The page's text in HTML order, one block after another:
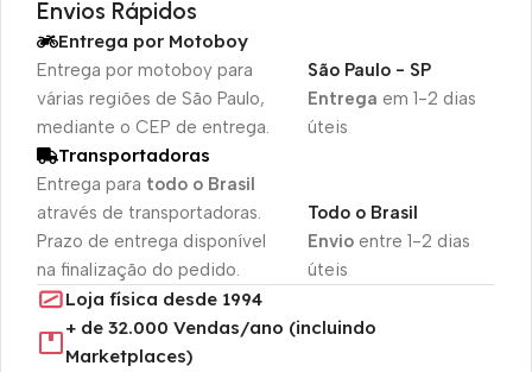
Envios Rápidos
Entrega por Motoboy
Entrega por motoboy para
várias regiões de São Paulo,
mediante o CEP de entrega.
Entrega em 1-2 dias
úteis
São Paulo - SP
Transportadoras
Entrega para todo o Brasil
através de transportadoras.
Prazo de entrega disponível
na finalização do pedido.
Envioentre 1-2 dias
úteis
Todo o Brasil
Loja física desde 1994
+ de 32.000 Vendas/ano (incluindo
Marketplaces)